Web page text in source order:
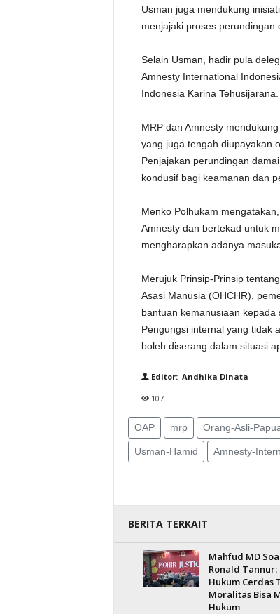
Usman juga mendukung
menjajaki proses perundingan
Selain Usman, hadir pula
Amnesty International
Indonesia Karina Tehusijarana.
MRP dan Amnesty
yang juga tengah diupayakan
Penjajakan perundingan
kondusif bagi keamanan dan
Menko Polhukam
Amnesty dan bertekad untuk
mengharapkan adanya
Merujuk Prinsip-Prinsip
Asasi Manusia (OHCHR),
bantuan kemanusiaan kepada
Pengungsi internal yang tidak
boleh diserang dalam situasi
Editor: Andhika Dinata
107
OAP mrp Orang-Asli-
Usman-Hamid Amnesty-
BERITA TERKAIT
Mahfud MD
Ronald Tannur:
Hukum Cerdas
Moralitas Bisa
Hukum